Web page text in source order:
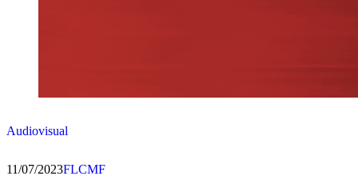
Audiovisual
11/07/2023FLCMF